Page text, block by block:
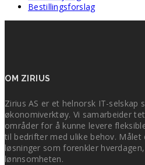
Bestillingsforslag
OM ZIRIUS
Zirius AS er et helnorsk IT-selskap
økonomiverktøy. Vi samarbeider
områder for å kunne levere
til bedrifter med ulike behov. Målet
løsninger som forenkler
lønnsomheten.